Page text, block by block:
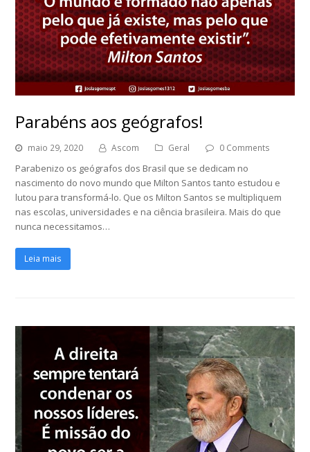
Parabéns aos geógrafos!
maio 29, 2020 Ascom Geral 0 Comments
Parabenizo os geógrafos dos Brasil que se dedicam no
nascimento do novo mundo que Milton Santos tanto estudou e
lutou para transformá-lo. Que os Milton Santos se multipliquem
nas escolas, universidades e na ciência brasileira. Mais do que
nunca necessitamos…
Leia mais